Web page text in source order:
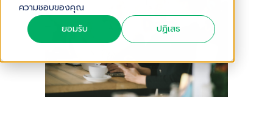
ความชอบของคุณ
ยอมรับ
ปฏิเสธ